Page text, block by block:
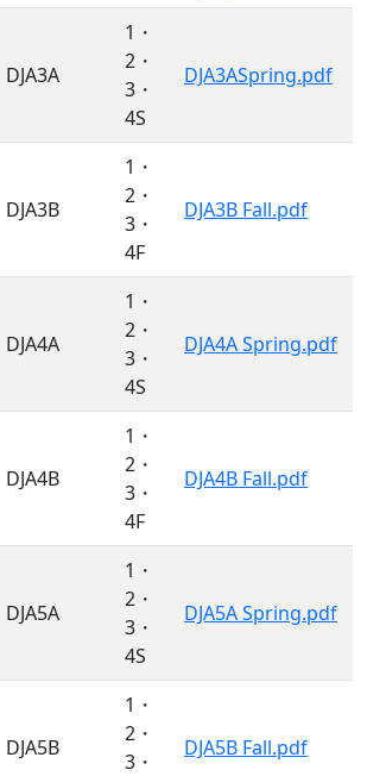
DJA3A
1・
2・
3・
4S
DJA3ASpring.pdf
DJA3B
1・
2・
3・
4F
DJA3B Fall.pdf
DJA4A
1・
2・
3・
4S
DJA4A Spring.pdf
DJA4B
1・
2・
3・
4F
DJA4B Fall.pdf
DJA5A
1・
2・
3・
4S
DJA5A Spring.pdf
DJA5B
1・
2・
3・
DJA5B Fall.pdf